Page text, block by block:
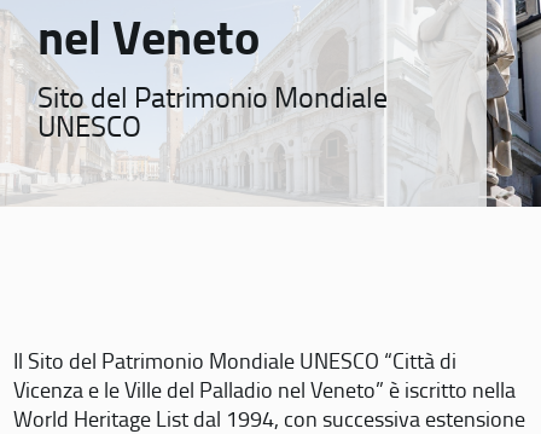
nel Veneto
Sito del Patrimonio Mondiale
UNESCO
Il Sito del Patrimonio Mondiale UNESCO “Città di
Vicenza e le Ville del Palladio nel Veneto” è iscritto nella
World Heritage List dal 1994, con successiva estensione